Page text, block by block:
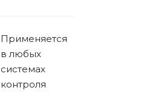
Применяется
в любых
системах
контроля